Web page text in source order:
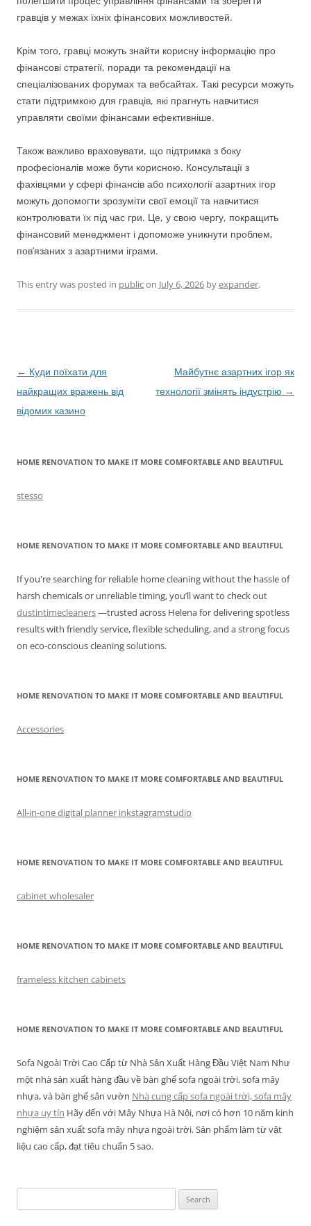
гравців у межах їхніх фінансових можливостей.
Крім того, гравці можуть знайти корисну інформацію про
фінансові стратегії, поради та рекомендації на
спеціалізованих форумах та вебсайтах. Такі ресурси можуть
стати підтримкою для гравців, які прагнуть навчитися
управляти своїми фінансами ефективніше.
Також важливо враховувати, що підтримка з боку
професіоналів може бути корисною. Консультації з
фахівцями у сфері фінансів або психології азартних ігор
можуть допомогти зрозуміти свої емоції та навчитися
контролювати їх під час гри. Це, у свою чергу, покращить
фінансовий менеджмент і допоможе уникнути проблем,
пов’язаних з азартними іграми.
This entry was posted in publicon July 6, 2026 byexpander.
Post
navigation
← Куди поїхати для
найкращих вражень від
відомих казино
Майбутнє азартних ігор як
технології змінять індустрію →
HOME RENOVATION TO MAKE IT MORE COMFORTABLE AND BEAUTIFUL
stesso
HOME RENOVATION TO MAKE IT MORE COMFORTABLE AND BEAUTIFUL
If you're searching for reliable home cleaning without the hassle of
harsh chemicals or unreliable timing, you’ll want to check out
dustintimecleaners—trusted across Helena for delivering spotless
results with friendly service, flexible scheduling, and a strong focus
on eco-conscious cleaning solutions.
HOME RENOVATION TO MAKE IT MORE COMFORTABLE AND BEAUTIFUL
Accessories
HOME RENOVATION TO MAKE IT MORE COMFORTABLE AND BEAUTIFUL
All-in-one digital planner inkstagramstudio
HOME RENOVATION TO MAKE IT MORE COMFORTABLE AND BEAUTIFUL
cabinet wholesaler
HOME RENOVATION TO MAKE IT MORE COMFORTABLE AND BEAUTIFUL
frameless kitchen cabinets
HOME RENOVATION TO MAKE IT MORE COMFORTABLE AND BEAUTIFUL
Sofa Ngoài Trời Cao Cấp từ Nhà Sản Xuất Hàng Đầu Việt Nam Như
một nhà sản xuất hàng đầu về bàn ghế sofa ngoài trời, sofa mây
nhựa, và bàn ghế sân vườn Nhà cung cấp sofa ngoài trời, sofa mây
nhựa uy tín Hãy đến với Mây Nhựa Hà Nội, nơi có hơn 10 năm kinh
nghiệm sản xuất sofa mây nhựa ngoài trời. Sản phẩm làm từ vật
liệu cao cấp, đạt tiêu chuẩn 5 sao.
for: